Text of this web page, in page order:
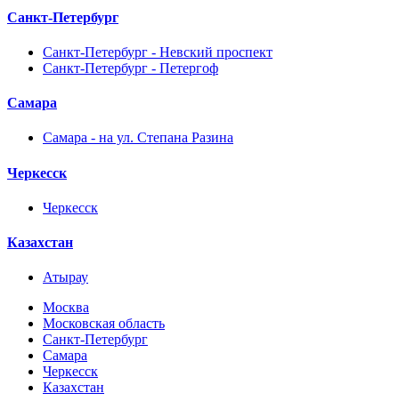
Санкт-Петербург
Санкт-Петербург - Невский проспект
Санкт-Петербург - Петергоф
Самара
Самара - на ул. Степана Разина
Черкесск
Черкесск
Казахстан
Атырау
Москва
Московская область
Санкт-Петербург
Самара
Черкесск
Казахстан